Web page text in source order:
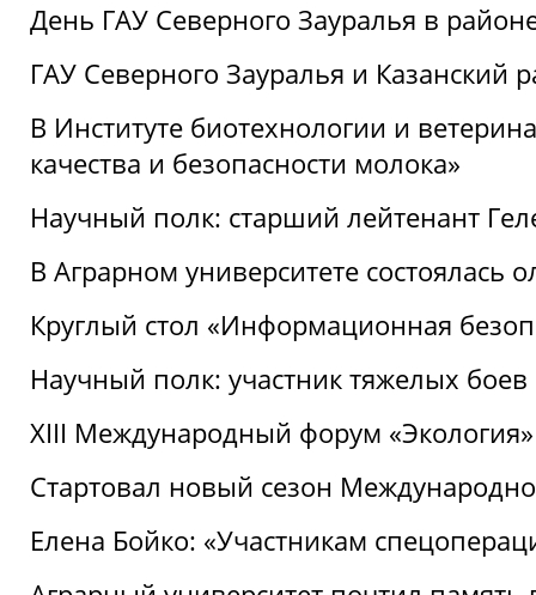
День ГАУ Северного Зауралья в
ГАУ Северного Зауралья и Казанский
В Институте биотехнологии и
качества и безопасности молока»
Научный полк: старший лейтенант
В Аграрном университете состоялась
Круглый стол «Информационная
Научный полк: участник тяжелых
XIII Международный форум
Стартовал новый сезон
Елена Бойко: «Участникам